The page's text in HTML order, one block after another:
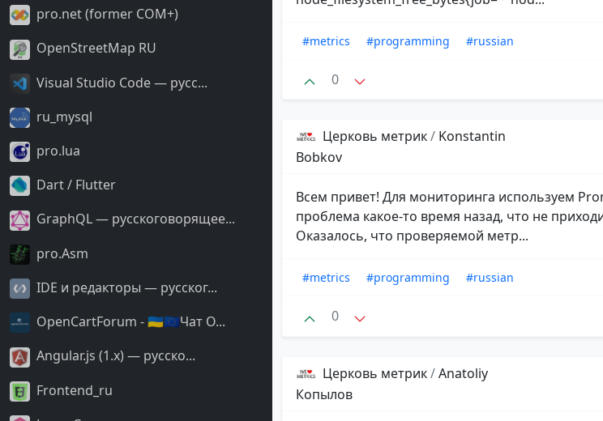
pro.net (former COM+)
OpenStreetMap RU
Visual Studio Code — русс...
ru_mysql
pro.lua
Dart / Flutter
GraphQL — русскоговорящее...
pro.Asm
IDE и редакторы — русског...
OpenCartForum - 🇺🇦🇪🇺Чат O...
Angular.js (1.x) — русско...
Frontend_ru
#metrics #programming #russian
0
Церковь метрик/ Konstantin
Bobkov
Всем привет! Для мониторинга используем
проблема какое-то время назад, что не
Оказалось, что проверяемой метр...
#metrics #programming #russian
0
Церковь метрик/Anatoliy
Копылов